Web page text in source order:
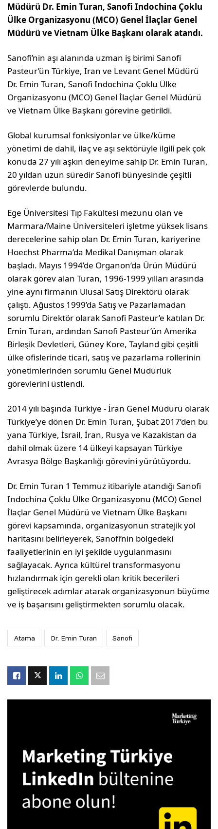
Müdürü Dr. Emin Turan, Sanofi Indochina Çoklu
Ülke Organizasyonu (MCO) Genel İlaçlar Genel
Müdürü ve Vietnam Ülke Başkanı olarak atandı.
Sanofi’nin aşı alanında uzman iş birimi Sanofi
Pasteur’ün Türkiye, Iran ve Levant Genel Müdürü
Dr. Emin Turan, Sanofi Indochina Çoklu Ülke
Organizasyonu (MCO) Genel İlaçlar Genel Müdürü
ve Vietnam Ülke Başkanı görevine getirildi.
Global kurumsal fonksiyonlar ve ülke/küme
yönetimi de dahil, ilaç ve aşı sektörüyle ilgili pek çok
konuda 27 yılı aşkın deneyime sahip Dr. Emin Turan,
20 yıldan uzun süredir Sanofi bünyesinde çeşitli
görevlerde bulundu.
Ege Üniversitesi Tıp Fakültesi mezunu olan ve
Marmara/Maine Üniversiteleri işletme yüksek lisans
derecelerine sahip olan Dr. Emin Turan, kariyerine
Hoechst Pharma’da Medikal Danışman olarak
başladı. Mayıs 1994’de Organon’da Ürün Müdürü
olarak görev alan Turan, 1996-1999 yılları arasında
yine aynı firmanın Ulusal Satış Direktörü olarak
çalıştı. Ağustos 1999’da Satış ve Pazarlamadan
sorumlu Direktör olarak Sanofi Pasteur’e katılan Dr.
Emin Turan, ardından Sanofi Pasteur’ün Amerika
Birleşik Devletleri, Güney Kore, Tayland gibi çeşitli
ülke ofislerinde ticari, satış ve pazarlama rollerinin
yönetimlerinden sorumlu Genel Müdürlük
görevlerini üstlendi.
2014 yılı başında Türkiye ‐ İran Genel Müdürü olarak
Türkiye’ye dönen Dr. Emin Turan, Şubat 2017’den bu
yana Türkiye, İsrail, İran, Rusya ve Kazakistan da
dahil olmak üzere 14 ülkeyi kapsayan Türkiye
Avrasya Bölge Başkanlığı görevini yürütüyordu.
Dr. Emin Turan 1 Temmuz itibariyle atandığı Sanofi
Indochina Çoklu Ülke Organizasyonu (MCO) Genel
İlaçlar Genel Müdürü ve Vietnam Ülke Başkanı
görevi kapsamında, organizasyonun stratejik yol
haritasını belirleyerek, Sanofi’nin bölgedeki
faaliyetlerinin en iyi şekilde uygulanmasını
sağlayacak. Ayrıca kültürel transformasyonu
hızlandırmak için gerekli olan kritik becerileri
geliştirecek adımlar atarak organizasyonun büyüme
ve iş başarısını geliştirmekten sorumlu olacak.
Atama Dr. Emin Turan Sanofi